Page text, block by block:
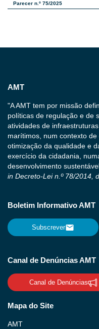
Parecer n.º 75/2025
AMT
"A AMT tem por missão
políticas de regulação e de
atividades de
marítimos, num contexto
otimização da qualidade e
exercício da cidadania,
desenvolvimento
in Decreto-Lei n.º 78/2014,
Boletim Informativo AMT
Subscrever
Canal de Denúncias AMT
Canal de Denúncias
Mapa do Site
AMT